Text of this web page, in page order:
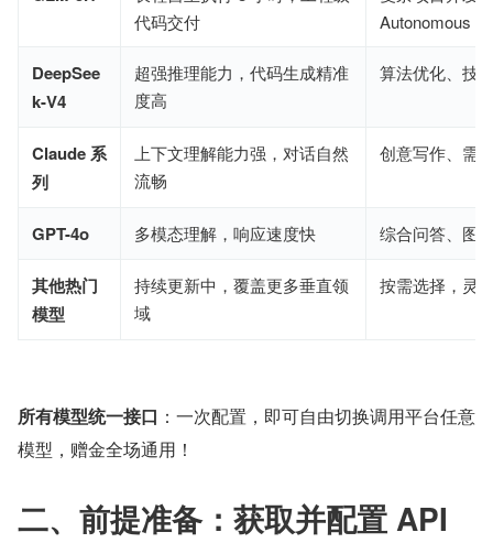
代码交付
Autonomous
DeepSee
k-V4
超强推理能力，代码生成精准
度高
算法优化、技
Claude 系
列
上下文理解能力强，对话自然
流畅
创意写作、需
GPT-4o 多模态理解，响应速度快 综合问答、图
其他热门
模型
持续更新中，覆盖更多垂直领
域
按需选择，灵
所有模型统一接口 ：一次配置，即可自由切换调用平台任意
模型，赠金全场通用！
二、前提准备：获取并配置 API